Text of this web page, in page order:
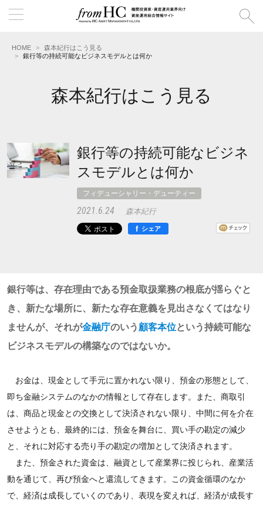
HOME
森本紀行はこう見る
銀行等の持続可能なビジネスモデルとは何か
森本紀行はこう見る
銀行等の持続可能なビジネ
スモデルとは何か
フィデューシャリー・デューティー
2021.6.24
森本紀行
f
シェア
銀行等は、存在理由である預金取扱業務の根底が揺らぐと
き、新たな場所に、新たな存在意義を見出さなくてはなり
ませんが、それが金融庁のいう 顧客本位という持続可能な
ビジネスモデルの構築なのではないか。
お金は、現金として手元に置かれない限り、預金の形態として、
即ち金融システムのなかの情報として存在します。また、商取引
は、商品と現金との交換として決済されない限り、中間に何を介在
させようとも、最終的には、預金を舞台に、買い手の勘定の減少
と、それに対応する売り手の勘定の増加として決済されます。
また、預金された資金は、融資として産業界に投じられ、産業活
動を通じて、再び預金へと還流してきます。この資金循環のなか
で、経済は成長していくのであり、表現を変えれば、経済が成長す